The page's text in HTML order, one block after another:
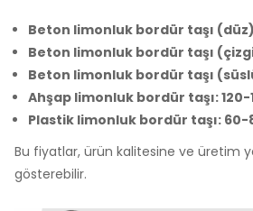
Beton limonluk bordür taşı
Beton limonluk bordür taşı
Beton limonluk bordür taşı
Ahşap limonluk bordür taşı: 120-
Plastik limonluk bordür taşı: 60-
Bu fiyatlar, ürün kalitesine ve üretim
gösterebilir.